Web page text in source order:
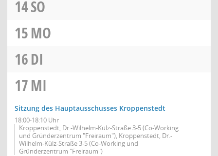
14SO
15MO
16DI
17MI
Sitzung des Hauptausschusses Kroppenstedt
18:00-18:10 Uhr
Kroppenstedt, Dr.-Wilhelm-Külz-Straße 3-5 (Co-Working
und Gründerzentrum "Freiraum"), Kroppenstedt, Dr.-
Wilhelm-Külz-Straße 3-5 (Co-Working und
Gründerzentrum "Freiraum")